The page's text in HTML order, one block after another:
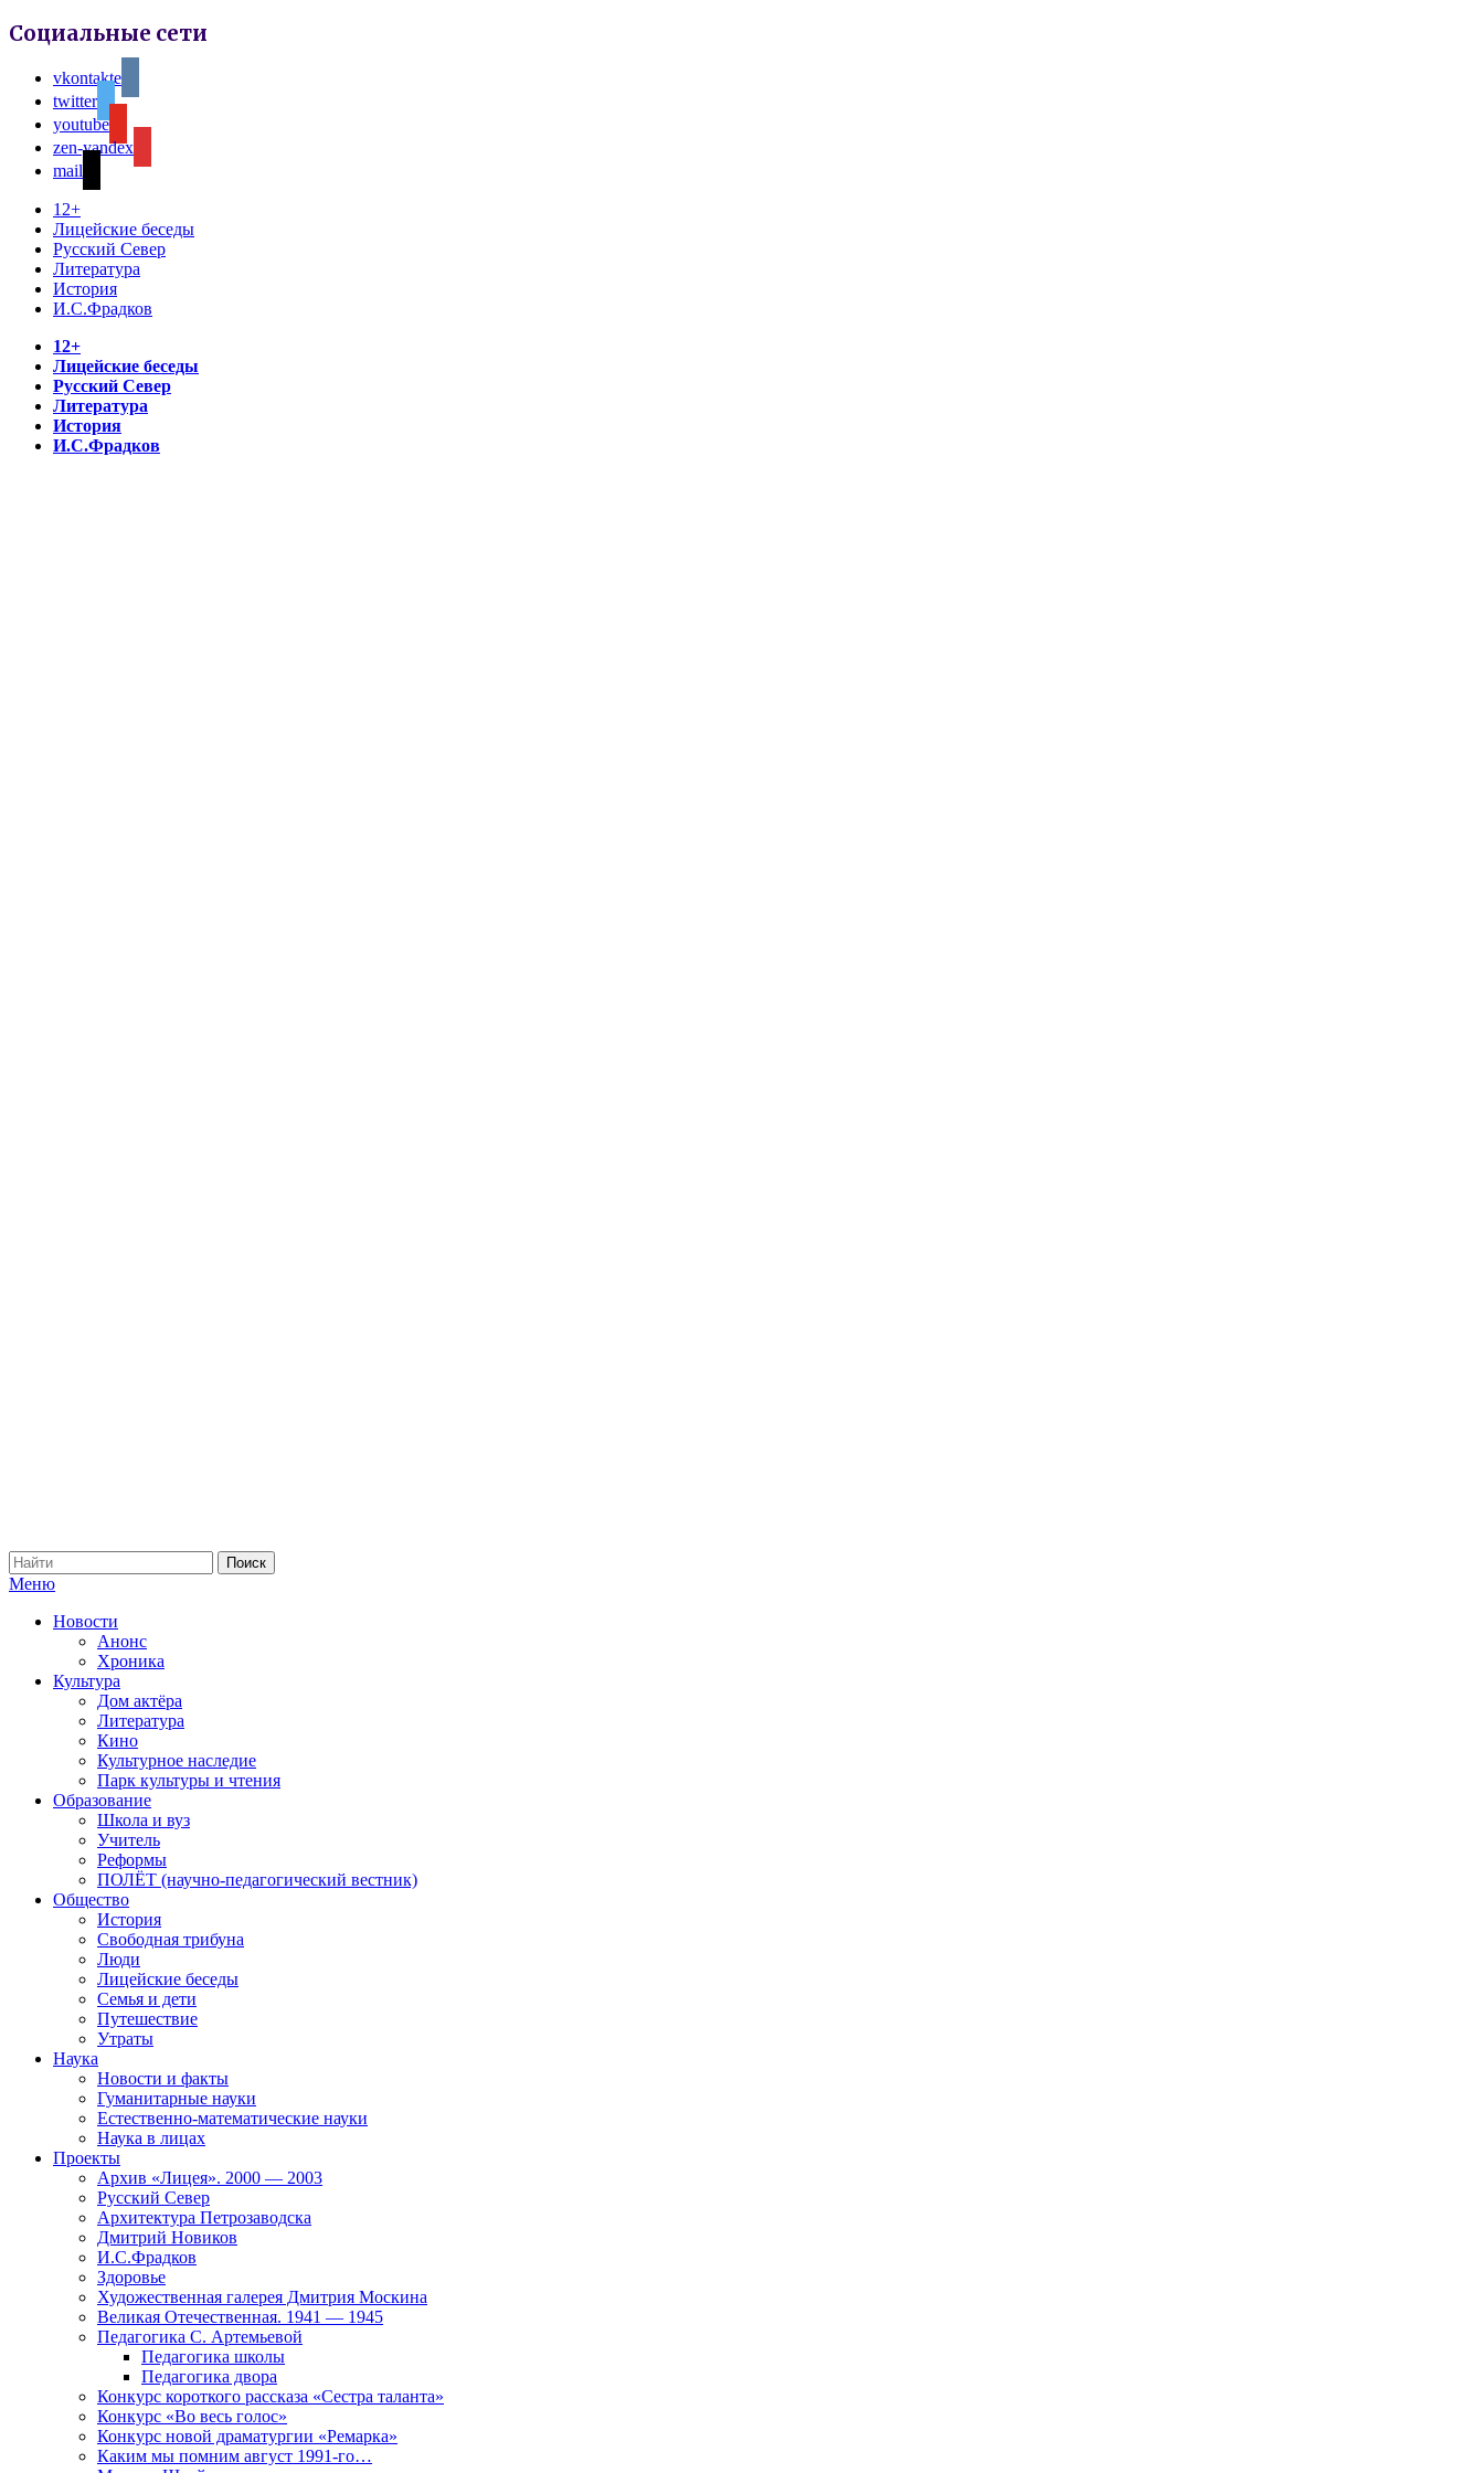
Социальные сети
vkontakte
twitter
youtube
zen-yandex
mail
12+
Лицейские беседы
Русский Север
Литература
История
И.С.Фрадков
12+
Лицейские беседы
Русский Север
Литература
История
И.С.Фрадков
Меню
Новости
Анонс
Хроника
Культура
Дом актёра
Литература
Кино
Культурное наследие
Парк культуры и чтения
Образование
Школа и вуз
Учитель
Реформы
ПОЛЁТ (научно-педагогический вестник)
Общество
История
Свободная трибуна
Люди
Лицейские беседы
Семья и дети
Путешествие
Утраты
Наука
Новости и факты
Гуманитарные науки
Естественно-математические науки
Наука в лицах
Проекты
Архив «Лицея». 2000 — 2003
Русский Север
Архитектура Петрозаводска
Дмитрий Новиков
И.С.Фрадков
Здоровье
Художественная галерея Дмитрия Москина
Великая Отечественная. 1941 — 1945
Педагогика С. Артемьевой
Педагогика школы
Педагогика двора
Конкурс короткого рассказа «Сестра таланта»
Конкурс «Во весь голос»
Конкурс новой драматургии «Ремарка»
Каким мы помним август 1991-го…